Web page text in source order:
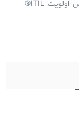
ماتریس اولویت‌ ITIL®